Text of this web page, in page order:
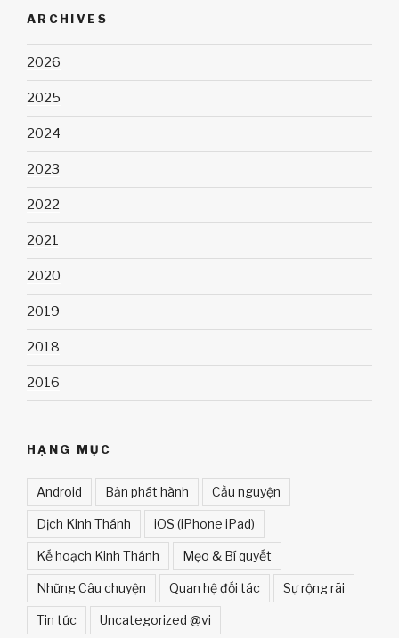
ARCHIVES
2026
2025
2024
2023
2022
2021
2020
2019
2018
2016
HẠNG MỤC
Android Bản phát hành Cầu nguyện
Dịch Kinh Thánh iOS (iPhone iPad)
Kế hoạch Kinh Thánh Mẹo & Bí quyết
Những Câu chuyện Quan hệ đối tác Sự rộng rãi
Tin tức Uncategorized @vi